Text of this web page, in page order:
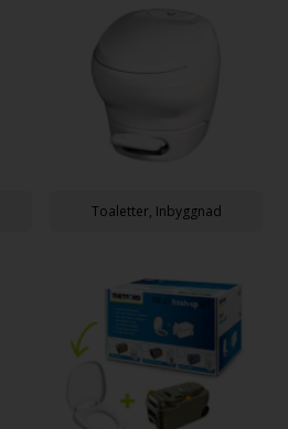
Toaletter, Inbyggnad